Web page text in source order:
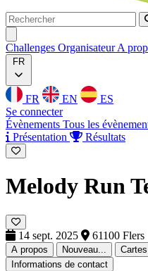
Rechercher
Challenges OrganisateurA
FR
FR EN
ES
Se connecter
Évènements Tous les
Présentation
Résultats
Melody Run
14 sept. 2025 61100 Flers
A propos Nouveau... Cartes
Informations de contact